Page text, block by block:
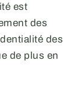
est
des
des
de plus en